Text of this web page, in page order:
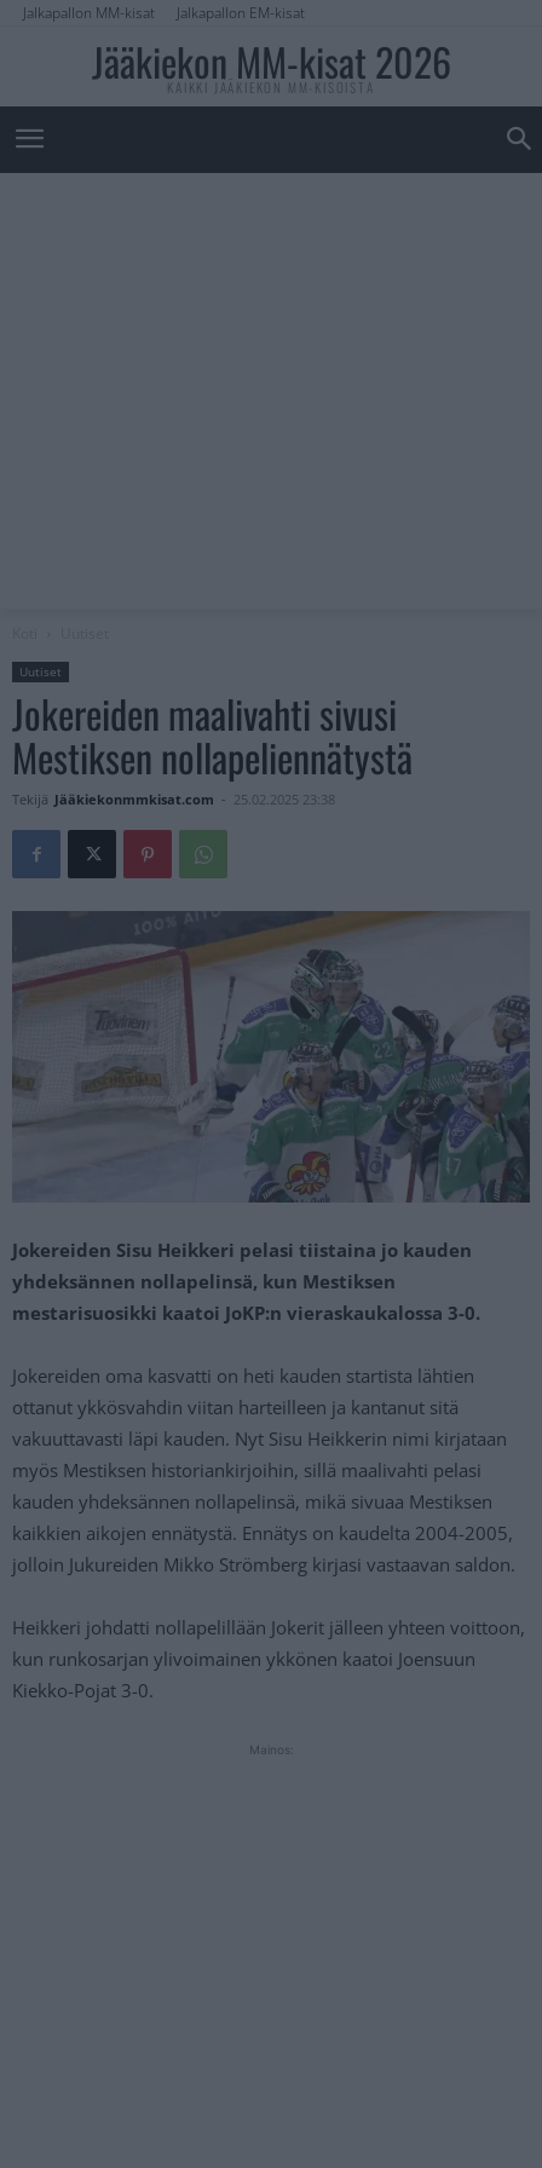
Jalkapallon MM-kisat Jalkapallon EM-kisat
Jääkiekon MM-kisat 2026
KAIKKI JÄÄKIEKON MM-KISOISTA
Uutiset
Jokereiden maalivahti sivusi
Mestiksen nollapeliennätystä
Tekijä Jääkiekonmmkisat.com - 25.02.2025 23:38
Jokereiden Sisu Heikkeri pelasi tiistaina jo kauden
yhdeksännen nollapelinsä, kun Mestiksen
mestarisuosikki kaatoi JoKP:n vieraskaukalossa 3-0.
Jokereiden oma kasvatti on heti kauden startista lähtien
ottanut ykkösvahdin viitan harteilleen ja kantanut sitä
vakuuttavasti läpi kauden. Nyt Sisu Heikkerin nimi kirjataan
myös Mestiksen historiankirjoihin, sillä maalivahti pelasi
kauden yhdeksännen nollapelinsä, mikä sivuaa Mestiksen
kaikkien aikojen ennätystä. Ennätys on kaudelta 2004-2005,
jolloin Jukureiden Mikko Strömberg kirjasi vastaavan saldon.
Heikkeri johdatti nollapelillään Jokerit jälleen yhteen voittoon,
kun runkosarjan ylivoimainen ykkönen kaatoi Joensuun
Kiekko-Pojat 3-0.
Mainos: